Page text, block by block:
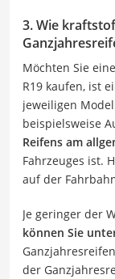
3. Wie
Möchten Sie
R19 kaufen, ist
jeweiligen
beispielsweise
Reifens am
Fahrzeuges ist.
auf der
Je geringer der
können Sie
der